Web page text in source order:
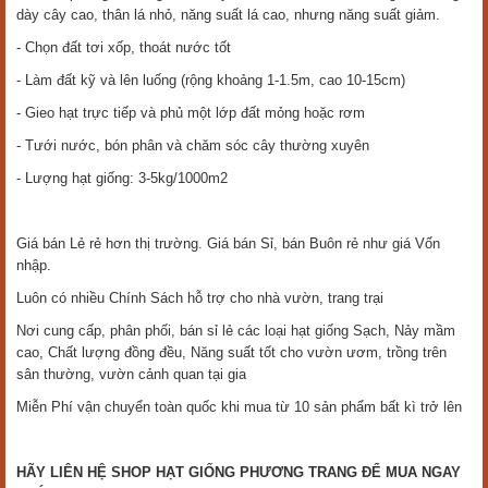
dày cây cao, thân lá nhỏ, năng suất lá cao, nhưng năng suất giảm.
- Chọn đất tơi xốp, thoát nước tốt
- Làm đất kỹ và lên luống (rộng khoảng 1-1.5m, cao 10-15cm)
- Gieo hạt trực tiếp và phủ một lớp đất mỏng hoặc rơm
- Tưới nước, bón phân và chăm sóc cây thường xuyên
- Lượng hạt giống: 3-5kg/1000m2
Giá bán Lẻ rẻ hơn thị trường. Giá bán Sỉ, bán Buôn rẻ như giá Vốn
nhập.
Luôn có nhiều Chính Sách hỗ trợ cho nhà vườn, trang trại
Nơi cung cấp, phân phối, bán sỉ lẻ các loại hạt giống Sạch, Nảy mầm
cao, Chất lượng đồng đều, Năng suất tốt cho vườn ươm, trồng trên
sân thường, vườn cảnh quan tại gia
Miễn Phí vận chuyển toàn quốc khi mua từ 10 sản phẩm bất kì trở lên
HÃY LIÊN HỆ SHOP HẠT GIỐNG PHƯƠNG TRANG ĐỂ MUA NGAY